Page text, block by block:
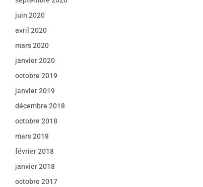
juin 2020
avril 2020
mars 2020
janvier 2020
octobre 2019
janvier 2019
décembre 2018
octobre 2018
mars 2018
février 2018
janvier 2018
octobre 2017